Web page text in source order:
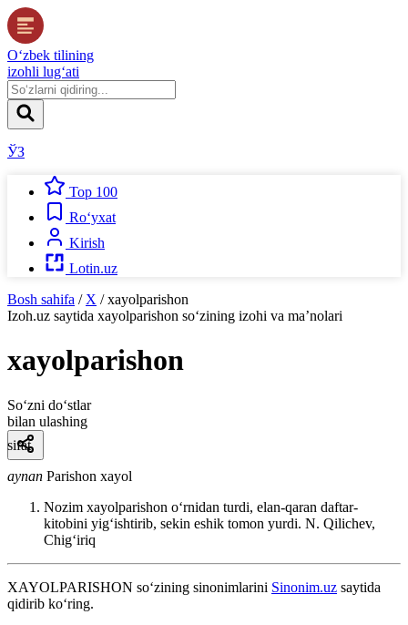
O‘zbek tilining
izohli lug‘ati
ЎЗ
Top 100
Ro‘yxat
Kirish
Lotin.uz
Bosh sahifa / X / xayolparishon
Izoh.uz saytida xayolparishon so‘zining izohi va ma’nolari
xayolparishon
So‘zni do‘stlar
bilan ulashing
sifat
aynan Parishon xayol
Nozim xayolparishon oʻrnidan turdi, elan-qaran daftar-
kitobini yigʻishtirib, sekin eshik tomon yurdi. N. Qilichev,
Chigʻiriq
XAYOLPARISHON so‘zining sinonimlarini Sinonim.uz saytida
qidirib ko‘ring.